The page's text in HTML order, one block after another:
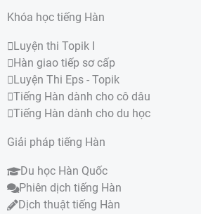
Khóa học tiếng Hàn
Luyện thi Topik I
Hàn giao tiếp sơ cấp
Luyện Thi Eps - Topik
Tiếng Hàn dành cho cô dâu
Tiếng Hàn dành cho du học
Giải pháp tiếng Hàn
Du học Hàn Quốc
Phiên dịch tiếng Hàn
Dịch thuật tiếng Hàn